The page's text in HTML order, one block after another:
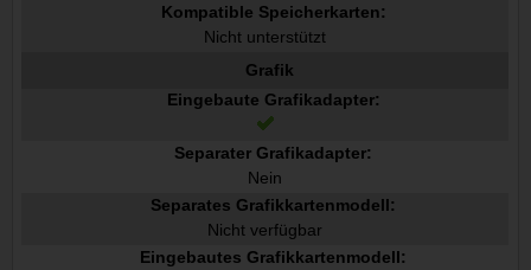
Kompatible Speicherkarten:
Nicht unterstützt
Grafik
Eingebaute Grafikadapter:
Separater Grafikadapter:
Nein
Separates Grafikkartenmodell:
Nicht verfügbar
Eingebautes Grafikkartenmodell: